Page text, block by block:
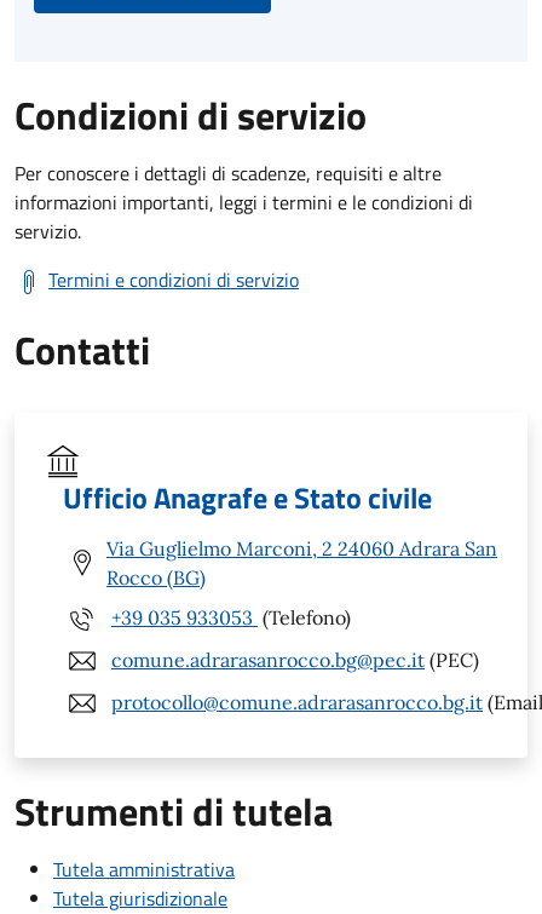
Condizioni di servizio
Per conoscere i dettagli di scadenze, requisiti e altre
informazioni importanti, leggi i termini e le condizioni di
servizio.
Termini e condizioni di servizio
Contatti
Ufficio Anagrafe e Stato civile
Via Guglielmo Marconi, 2 24060 Adrara San
Rocco (BG)
+39 035 933053 (Telefono)
comune.adrarasanrocco.bg@pec.it (PEC)
protocollo@comune.adrarasanrocco.bg.it
Strumenti di tutela
Tutela amministrativa
Tutela giurisdizionale